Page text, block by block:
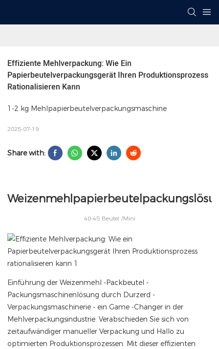
Effiziente Mehlverpackung: Wie Ein
Papierbeutelverpackungsgerät Ihren Produktionsprozess
Rationalisieren Kann
1-2 kg Mehlpapierbeutelverpackungsmaschine
2025-07-19
Share with:
40-45 Beutel /Mini
Einführung der Weizenmehl -Packbeutel -
Packungsmaschinenlösung durch Durzerd -
Verpackungsmaschinerie - ein Game -Changer in der
Mehlverpackungsindustrie. Verabschieden Sie sich von
zeitaufwändiger manueller Verpackung und Hallo zu
optimierten Produktionsprozessen. Mit dieser effizienten